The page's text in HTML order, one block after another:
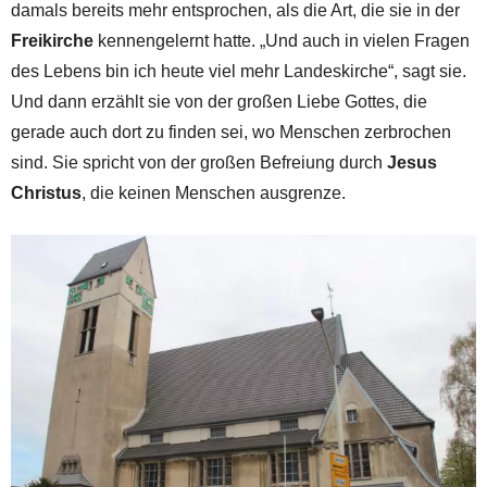
damals bereits mehr entsprochen, als die Art, die sie in der
Freikirche kennengelernt hatte. „Und auch in vielen Fragen
des Lebens bin ich heute viel mehr Landeskirche“, sagt sie.
Und dann erzählt sie von der großen Liebe Gottes, die
gerade auch dort zu finden sei, wo Menschen zerbrochen
sind. Sie spricht von der großen Befreiung durch Jesus
Christus, die keinen Menschen ausgrenze.